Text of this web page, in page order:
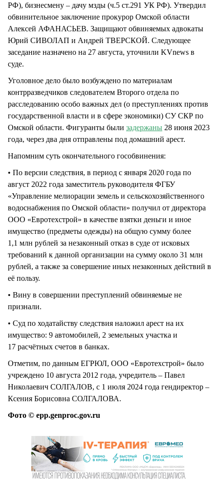
РФ), бизнесмену – дачу мзды (ч.5 ст.291 УК РФ). Утвердил
обвинительное заключение прокурор Омской области
Алексей АФАНАСЬЕВ. Защищают обвиняемых адвокаты
Юрий СИВОЛАП и Андрей ТВЕРСКОЙ. Следующее
заседание назначено на 27 августа, уточнили KVnews в
суде.
Уголовное дело было возбуждено по материалам
контрразведчиков следователем Второго отдела по
расследованию особо важных дел (о преступлениях против
государственной власти и в сфере экономики) СУ СКР по
Омской области. Фигуранты были задержаны 28 июня 2023
года, через два дня отправлены под домашний арест.
Напомним суть окончательного гособвинения:
• По версии следствия, в период с января 2020 года по
август 2022 года заместитель руководителя ФГБУ
«Управление мелиорации земель и сельскохозяйственного
водоснабжения по Омской области» получил от директора
ООО «Евротехстрой» в качестве взятки деньги и иное
имущество (предметы одежды) на общую сумму более
1,1 млн рублей за незаконный отказ в суде от исковых
требований к данной организации на сумму около 31 млн
рублей, а также за совершение иных незаконных действий в
её пользу.
• Вину в совершении преступлений обвиняемые не
признали.
• Суд по ходатайству следствия наложил арест на их
имущество: 9 автомобилей, 2 земельных участка и
17 расчётных счетов в банках.
Отметим, по данным ЕГРЮЛ, ООО «Евротехстрой» было
учреждено 10 августа 2012 года, учредитель – Павел
Николаевич СОЛГАЛОВ, с 1 июля 2024 года гендиректор –
Ксения Борисовна СОЛГАЛОВА.
Фото © epp.genproc.gov.ru